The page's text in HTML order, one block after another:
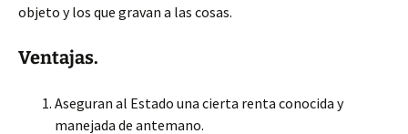
objeto y los que gravan a las cosas.
Ventajas.
Aseguran al Estado una cierta renta conocida y
manejada de antemano.